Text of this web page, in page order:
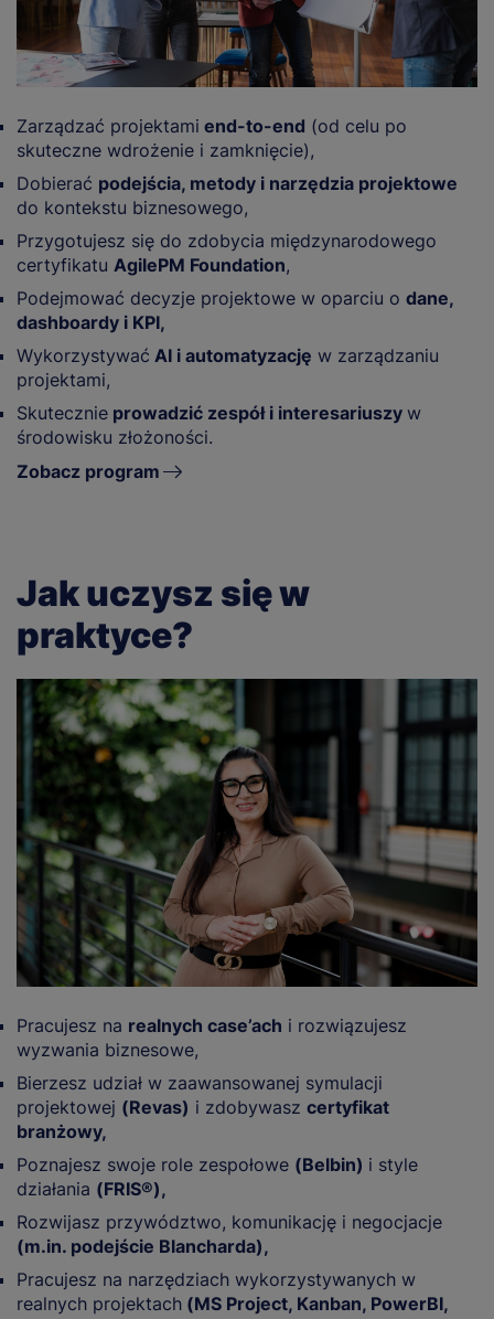
Zarządzać projektami end-to-end (od celu po
skuteczne wdrożenie i zamknięcie),
Dobierać podejścia, metody i narzędzia projektowe
do kontekstu biznesowego,
Przygotujesz się do zdobycia międzynarodowego
certyfikatu AgilePM Foundation,
Podejmować decyzje projektowe w oparciu o dane,
dashboardy i KPI,
Wykorzystywać AI i automatyzację w zarządzaniu
projektami,
Skutecznie prowadzić zespół i interesariuszy w
środowisku złożoności.
Zobacz program
Jak uczysz się w
praktyce?
Pracujesz na realnych case’ach i rozwiązujesz
wyzwania biznesowe,
Bierzesz udział w zaawansowanej symulacji
projektowej (Revas) i zdobywasz certyfikat
branżowy,
Poznajesz swoje role zespołowe (Belbin) i style
działania (FRIS®),
Rozwijasz przywództwo, komunikację i negocjacje
(m.in. podejście Blancharda),
Pracujesz na narzędziach wykorzystywanych w
realnych projektach (MS Project, Kanban, PowerBI,